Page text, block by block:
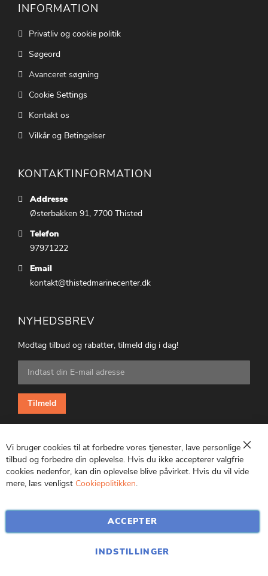
INFORMATION
Privatliv og cookie politik
Søgeord
Avanceret søgning
Cookie Settings
Kontakt os
Vilkår og Betingelser
KONTAKTINFORMATION
Addresse
Østerbakken 91, 7700 Thisted
Telefon
97971222
Email
kontakt@thistedmarinecenter.dk
NYHEDSBREV
Modtag tilbud og rabatter, tilmeld dig i dag!
Tilmeld
dig
vores
nyhedsbrev:
Tilmeld
CVR: 25847369
Luk
Vi bruger cookies til at forbedre vores tjenester, lave personlige
tilbud og forbedre din oplevelse. Hvis du ikke accepterer valgfrie
cookies nedenfor, kan din oplevelse blive påvirket. Hvis du vil vide
mere, læs venligst Cookiepolitikken.
ACCEPTER
INDSTILLINGER